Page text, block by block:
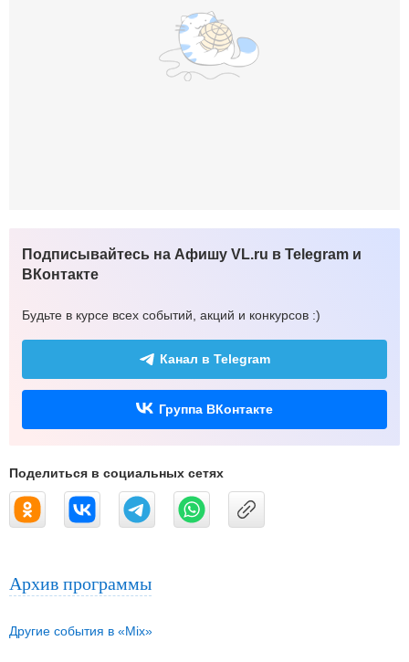
Подписывайтесь на Афишу VL.ru в Telegram и
ВКонтакте
Будьте в курсе всех событий, акций и конкурсов :)
Канал в Telegram
Группа ВКонтакте
Поделиться в социальных сетях
Архив программы
Другие события в «Mix»